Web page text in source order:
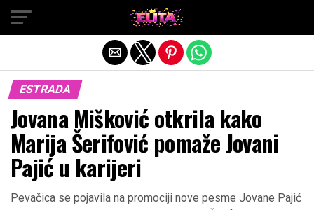
ESTRADA
Jovana Mišković otkrila kako
Marija Šerifović pomaže Jovani
Pajić u karijeri
Pevačica se pojavila na promociji nove pesme Jovane Pajić
Exit mobile version